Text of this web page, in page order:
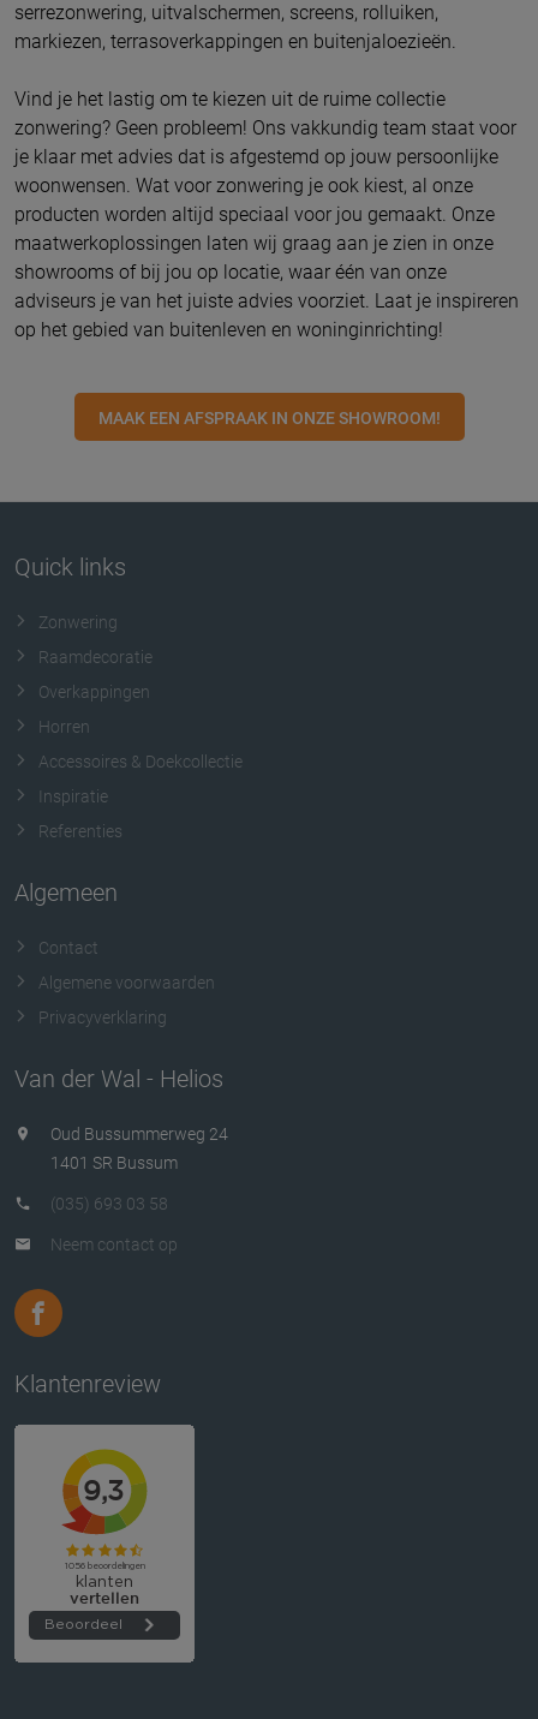
serrezonwering, uitvalschermen, screens, rolluiken,
markiezen, terrasoverkappingen en buitenjaloezieën.
Vind je het lastig om te kiezen uit de ruime collectie
zonwering? Geen probleem! Ons vakkundig team staat voor
je klaar met advies dat is afgestemd op jouw persoonlijke
woonwensen. Wat voor zonwering je ook kiest, al onze
producten worden altijd speciaal voor jou gemaakt. Onze
maatwerkoplossingen laten wij graag aan je zien in onze
showrooms of bij jou op locatie, waar één van onze
adviseurs je van het juiste advies voorziet. Laat je inspireren
op het gebied van buitenleven en woninginrichting!
MAAK EEN AFSPRAAK IN ONZE SHOWROOM!
Quick links
Zonwering
Raamdecoratie
Overkappingen
Horren
Accessoires & Doekcollectie
Inspiratie
Referenties
Algemeen
Contact
Algemene voorwaarden
Privacyverklaring
Van der Wal - Helios
Oud Bussummerweg 24
1401 SR Bussum
(035) 693 03 58
Neem contact op
Klantenreview